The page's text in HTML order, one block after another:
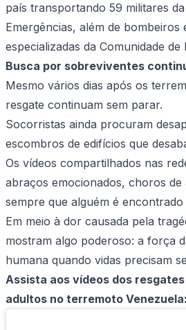
país transportando 59 militares
Emergências, além de bombeiros
especializadas da Comunidade de
Busca por sobreviventes
Mesmo vários dias após os
resgate continuam sem parar.
Socorristas ainda procuram
escombros de edifícios que
Os vídeos compartilhados nas
abraços emocionados, choros de
sempre que alguém é encontrado
Em meio à dor causada pela
mostram algo poderoso: a força
humana quando vidas precisam
Assista aos vídeos dos
adultos no terremoto Venezuela: